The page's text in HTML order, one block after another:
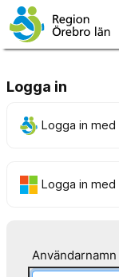
Logga in
Logga in med
Logga in med
Användarnamn